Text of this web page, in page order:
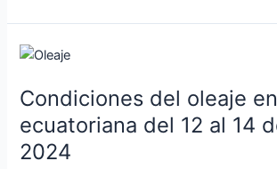
Condiciones del oleaje
ecuatoriana del 12 al 14
2024
Condiciones
oleaje
en
la
costa